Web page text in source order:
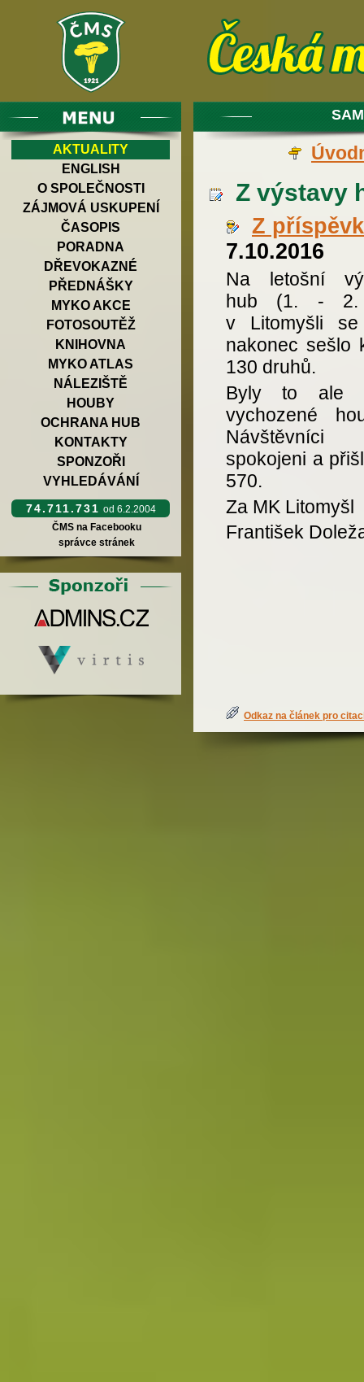
AKTUALITY
ENGLISH
O SPOLEČNOSTI
ZÁJMOVÁ USKUPENÍ
ČASOPIS
PORADNA
DŘEVOKAZNÉ
PŘEDNÁŠKY
MYKO AKCE
FOTOSOUTĚŽ
KNIHOVNA
MYKO ATLAS
NÁLEZIŠTĚ
HOUBY
OCHRANA HUB
KONTAKTY
SPONZOŘI
VYHLEDÁVÁNÍ
74.711.731 od 6.2.2004
ČMS na Facebooku
správce stránek
Z výstavy
Z
7.10.2016
Na letošní
hub (1. - 2.
v Litomyšli
nakonec sešlo
130 druhů.
Byly to ale
vychozené
spokojeni a
570.
Za MK Litomyšl
František
Odkaz na článek pro